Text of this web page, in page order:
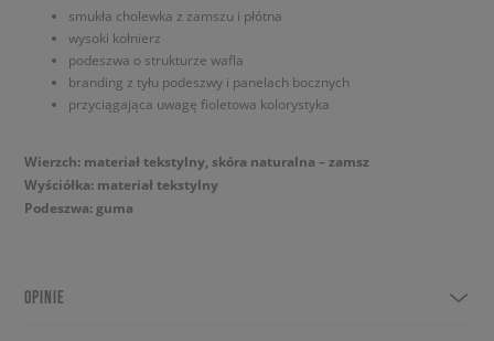
smukła cholewka z zamszu i płótna
wysoki kołnierz
podeszwa o strukturze wafla
branding z tyłu podeszwy i panelach bocznych
przyciągająca uwagę fioletowa kolorystyka
Wierzch: materiał tekstylny, skóra naturalna – zamsz
Wyściółka: materiał tekstylny
Podeszwa: guma
OPINIE